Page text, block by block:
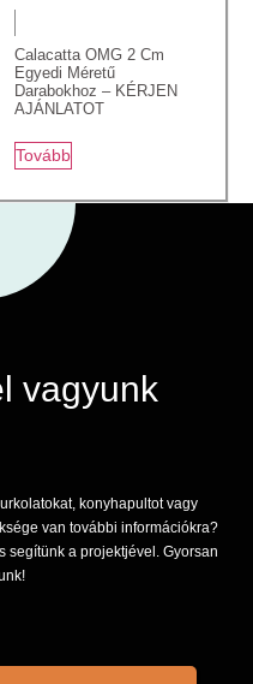
Calacatta OMG 2 Cm
Egyedi Méretű
Darabokhoz – KÉRJEN
AJÁNLATOT
Tovább
vagyunk
konyhapultot vagy
van további információkra?
segítünk a projektjével. Gyorsan